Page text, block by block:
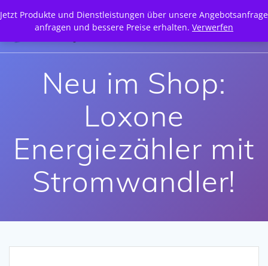
Jetzt Produkte und Dienstleistungen über unsere Angebotsanfrage
anfragen und bessere Preise erhalten. Verwerfen
Inhalt
springen
Neu im Shop:
Loxone
Energiezähler mit
Stromwandler!